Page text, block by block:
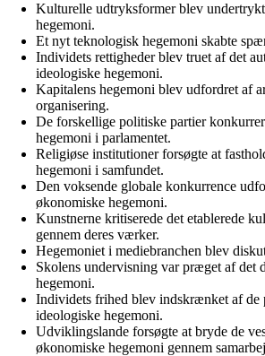
Kulturelle udtryksformer blev
hegemoni.
Et nyt teknologisk hegemoni skabte
Individets rettigheder blev truet af det
ideologiske hegemoni.
Kapitalens hegemoni blev udfordret af
organisering.
De forskellige politiske partier
hegemoni i parlamentet.
Religiøse institutioner forsøgte at
hegemoni i samfundet.
Den voksende globale konkurrence
økonomiske hegemoni.
Kunstnerne kritiserede det etablerede
gennem deres værker.
Hegemoniet i mediebranchen blev
Skolens undervisning var præget af det
hegemoni.
Individets frihed blev indskrænket af de
ideologiske hegemoni.
Udviklingslande forsøgte at bryde de
økonomiske hegemoni gennem